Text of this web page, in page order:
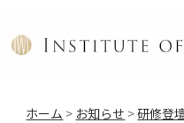
ホーム > お知らせ >研修登